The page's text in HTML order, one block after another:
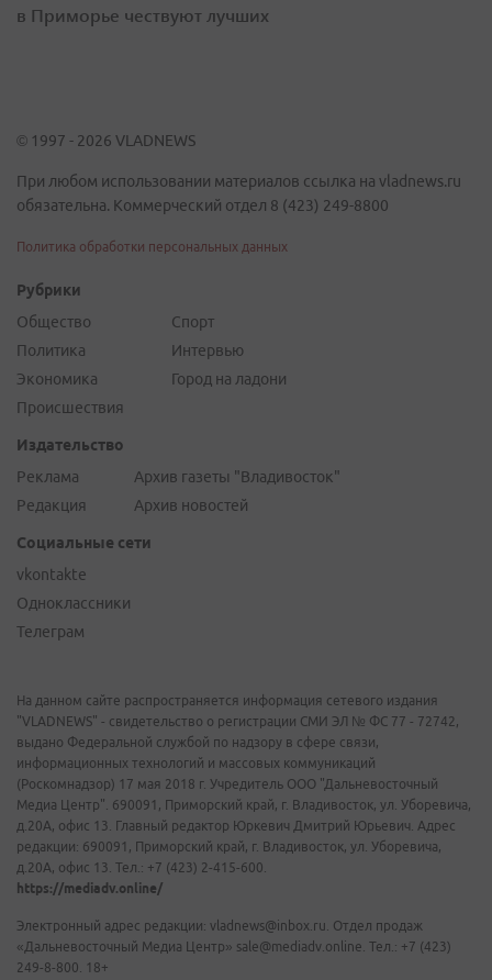
в Приморье чествуют лучших
© 1997 - 2026 VLADNEWS
При любом использовании материалов ссылка на vladnews.ru
обязательна. Коммерческий отдел 8 (423) 249-8800
Политика обработки персональных данных
Рубрики
Общество
Политика
Экономика
Происшествия
Спорт
Интервью
Город на ладони
Издательство
Реклама
Редакция
Архив газеты "Владивосток"
Архив новостей
Социальные сети
vkontakte
Одноклассники
Телеграм
На данном сайте распространяется информация сетевого издания
"VLADNEWS" - свидетельство о регистрации СМИ ЭЛ № ФС 77 - 72742,
выдано Федеральной службой по надзору в сфере связи,
информационных технологий и массовых коммуникаций
(Роскомнадзор) 17 мая 2018 г. Учредитель ООО "Дальневосточный
Медиа Центр". 690091, Приморский край, г. Владивосток, ул. Уборевича,
д.20А, офис 13. Главный редактор Юркевич Дмитрий Юрьевич. Адрес
редакции: 690091, Приморский край, г. Владивосток, ул. Уборевича,
д.20А, офис 13. Тел.: +7 (423) 2-415-600.
https://mediadv.online/
Электронный адрес редакции: vladnews@inbox.ru. Отдел продаж
«Дальневосточный Медиа Центр» sale@mediadv.online. Тел.: +7 (423)
249-8-800. 18+